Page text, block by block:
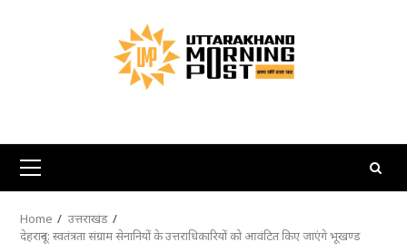
Primary
Menu
Home
उत्तराखंड
देहरादून: स्वतंत्रता संग्राम सेनानियों के उत्तराधिकारियों को आवंटित किए जाएंगे भूखण्ड